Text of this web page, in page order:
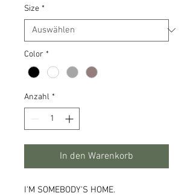
Size *
Color *
Anzahl *
In den Warenkorb
I'M SOMEBODY'S HOME.